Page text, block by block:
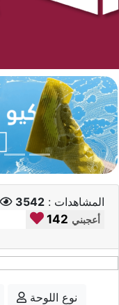
المشاهدات : 3542
142 أعجبني
نوع اللوحة